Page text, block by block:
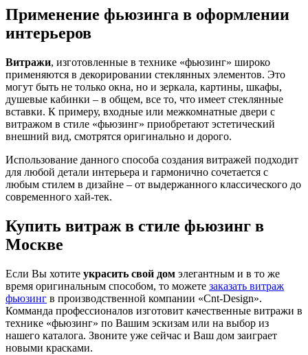
Применение фьюзинга в оформлении
интерьеров
Витражи, изготовленные в технике «фьюзинг» широко
применяются в декорировании стеклянных элементов. Это
могут быть не только окна, но и зеркала, картины, шкафы,
душевые кабинки – в общем, все то, что имеет стеклянные
вставки. К примеру, входные или межкомнатные двери с
витражом в стиле «фьюзинг» приобретают эстетический
внешний вид, смотрятся оригинально и дорого.
Использование данного способа создания витражей подходит
для любой детали интерьера и гармонично сочетается с
любым стилем в дизайне – от выдержанного классического до
современного хай-тек.
Купить витраж в стиле фьюзинг в
Москве
Если Вы хотите украсить свой дом элегантным и в то же
время оригинальным способом, то можете заказать витраж
фьюзинг в производственной компании «Cnt-Design».
Комманда профессионалов изготовит качественные витражи в
технике «фьюзинг» по Вашим эскизам или на выбор из
нашего каталога. Звоните уже сейчас и Ваш дом заиграет
новыми красками.